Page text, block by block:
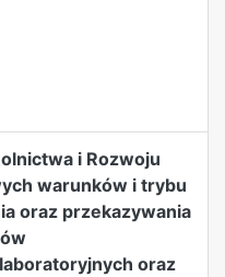
i Rozwoju
warunków i trybu
oraz przekazywania
oraz